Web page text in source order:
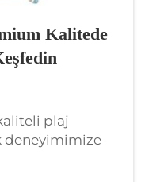
Kalitede
plaj
deneyimimize
Plaj